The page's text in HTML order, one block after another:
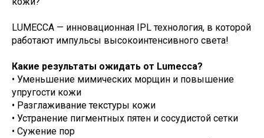
LUMECCA — инновационная IPL технология, в которой
работают импульсы высокоинтенсивного света!
Какие результаты ожидать от Lumecca?
• Уменьшение мимических морщин и повышение
упругости кожи
• Разглаживание текстуры кожи
• Устранение пигментных пятен и сосудистой сетки
• Сужение пор